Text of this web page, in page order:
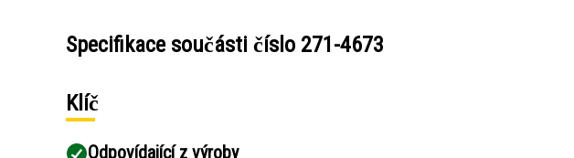
Specifikace součásti číslo 271-4673
Klíč
Odpovídající z výroby